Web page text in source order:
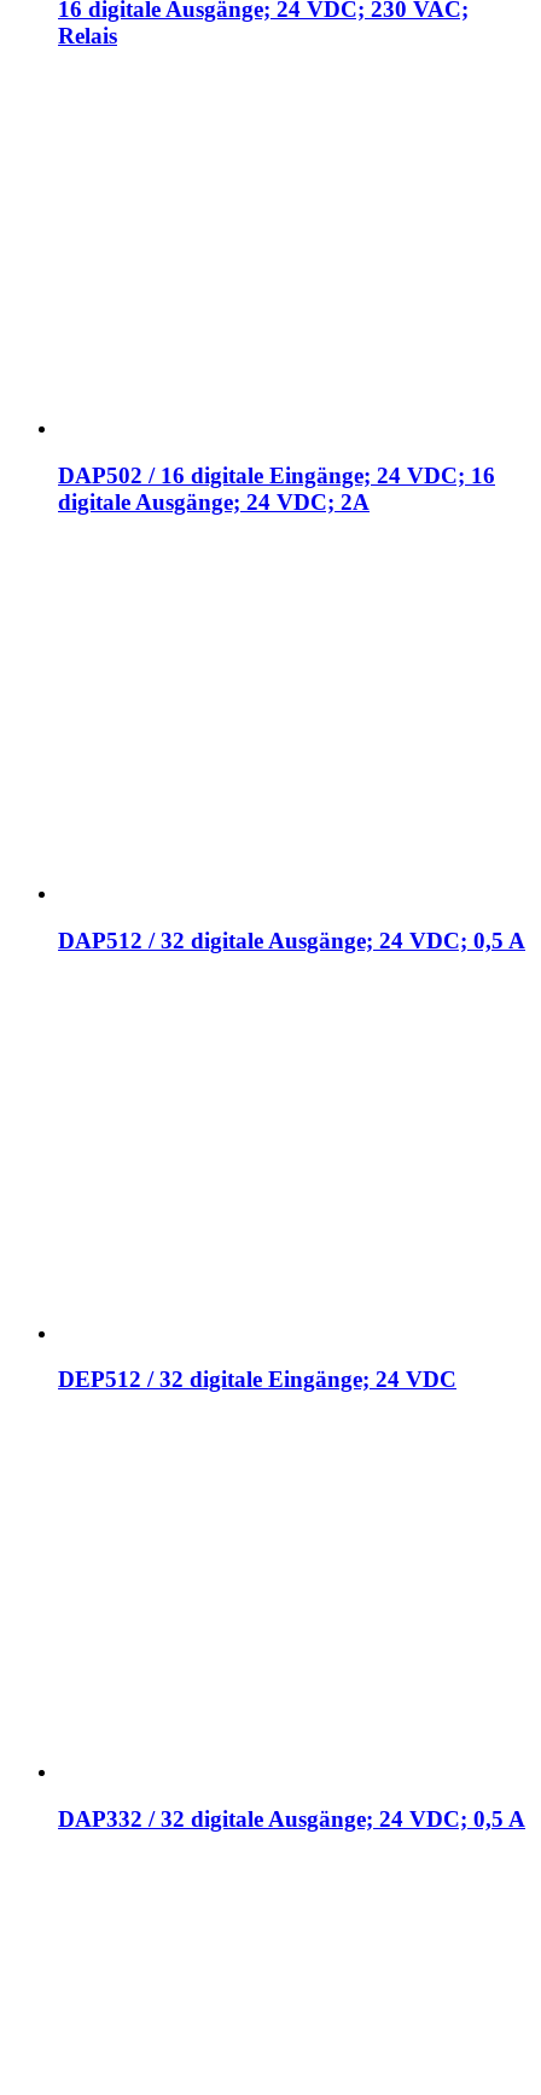
16 digitale Ausgänge; 24 VDC; 230 VAC;
Relais
DAP502 / 16 digitale Eingänge; 24 VDC; 16
digitale Ausgänge; 24 VDC; 2A
DAP512 / 32 digitale Ausgänge; 24 VDC; 0,5 A
DEP512 / 32 digitale Eingänge; 24 VDC
DAP332 / 32 digitale Ausgänge; 24 VDC; 0,5 A